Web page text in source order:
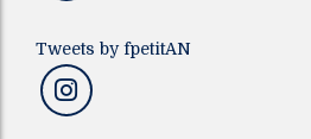
Tweets by fpetitAN